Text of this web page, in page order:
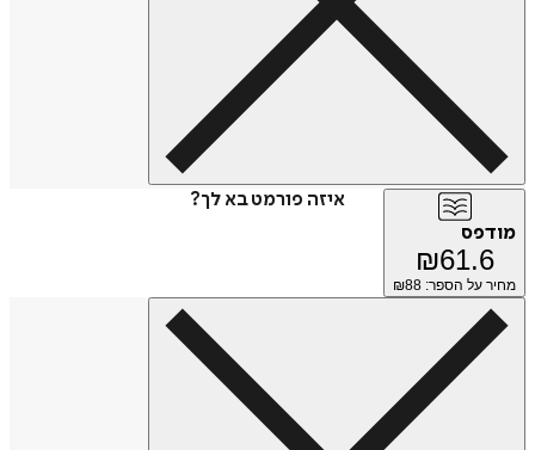
איזה פורמט בא לך?
מודפס
₪61.6
מחיר על הספר: ₪ 88